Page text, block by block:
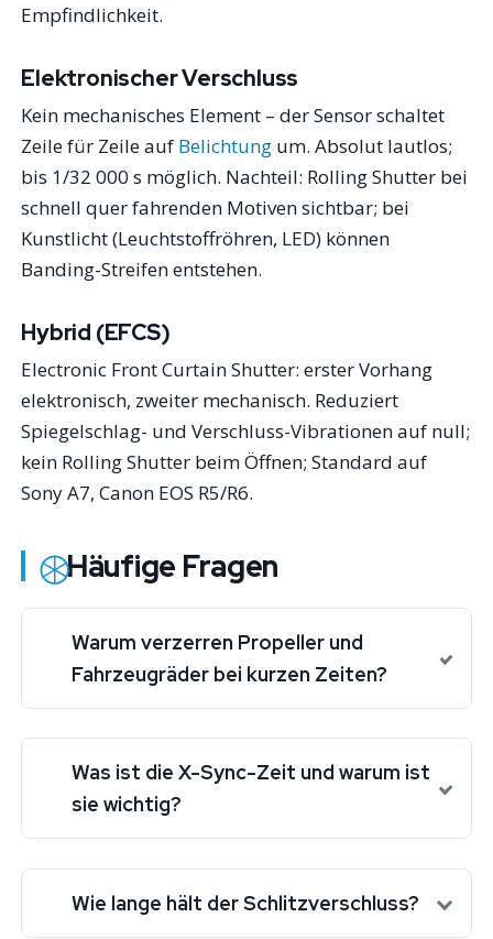
Empfindlichkeit.
Elektronischer Verschluss
Kein mechanisches Element – der Sensor schaltet
Zeile für Zeile auf Belichtung um. Absolut lautlos;
bis 1/32 000 s möglich. Nachteil: Rolling Shutter bei
schnell quer fahrenden Motiven sichtbar; bei
Kunstlicht (Leuchtstoffröhren, LED) können
Banding-Streifen entstehen.
Hybrid (EFCS)
Electronic Front Curtain Shutter: erster Vorhang
elektronisch, zweiter mechanisch. Reduziert
Spiegelschlag- und Verschluss-Vibrationen auf null;
kein Rolling Shutter beim Öffnen; Standard auf
Sony A7, Canon EOS R5/R6.
Häufige Fragen
Warum verzerren Propeller und
Fahrzeugräder bei kurzen Zeiten?
Was ist die X-Sync-Zeit und warum ist
sie wichtig?
Wie lange hält der Schlitzverschluss?